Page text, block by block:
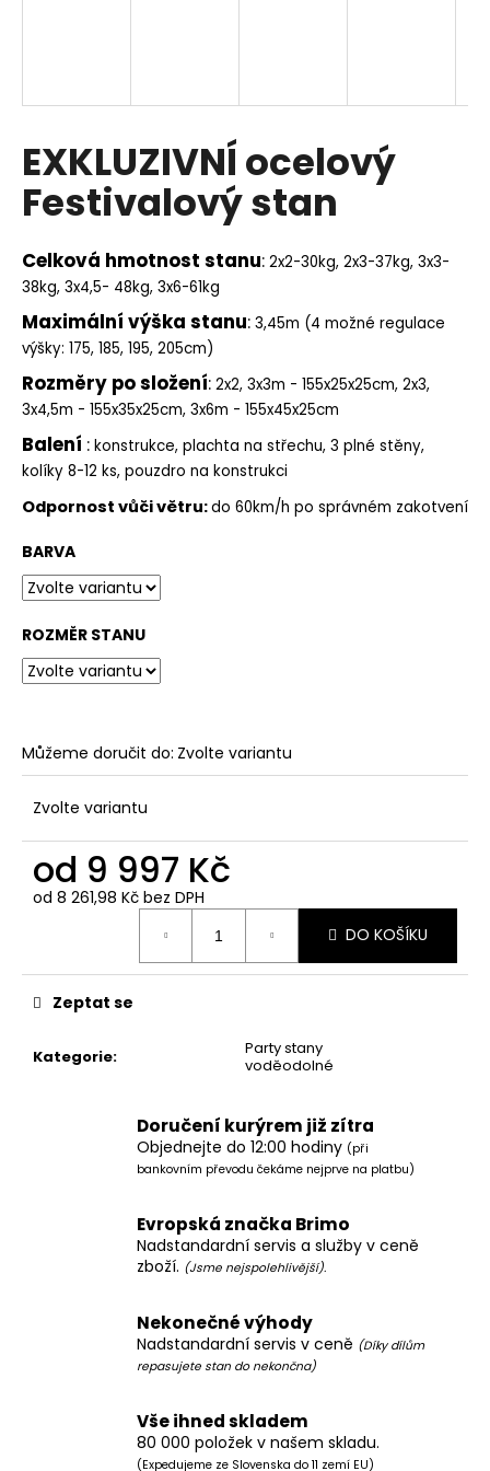
EXKLUZIVNÍ ocelový
Festivalový stan
Celková hmotnost stanu: 2x2-30kg, 2x3-37kg, 3x3-
38kg, 3x4,5- 48kg, 3x6-61kg
Maximální výška stanu: 3,45m (4 možné regulace
výšky: 175, 185, 195, 205cm)
Rozměry po složení: 2x2, 3x3m - 155x25x25cm, 2x3,
3x4,5m - 155x35x25cm, 3x6m - 155x45x25cm
Balení : konstrukce, plachta na střechu, 3 plné stěny,
kolíky 8-12 ks, pouzdro na konstrukci
Odpornost vůči větru:do 60km/h po správném zakotvení
BARVA
ROZMĚR STANU
Můžeme doručit do: Zvolte variantu
Zvolte variantu
od 9 997 Kč
od 8 261,98 Kč bez DPH
DO KOŠÍKU
Kategorie:
Party stany
voděodolné
Zeptat se
Doručení kurýrem již zítra
Objednejte do 12:00 hodiny (při
bankovním převodu čekáme nejprve na platbu)
Evropská značka Brimo
Nadstandardní servis a služby v ceně
zboží. (Jsme nejspolehlivější).
Nekonečné výhody
Nadstandardní servis v ceně (Díky dílům
repasujete stan do nekončna)
Vše ihned skladem
80 000 položek v našem skladu.
(Expedujeme ze Slovenska do 11 zemí EU)